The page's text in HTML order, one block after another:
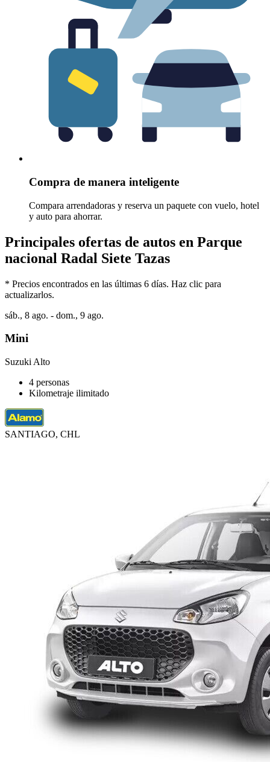
Compra de manera inteligente
Compara arrendadoras y reserva un paquete con vuelo, hotel
y auto para ahorrar.
Principales ofertas de autos en Parque
nacional Radal Siete Tazas
* Precios encontrados en las últimas 6 días. Haz clic para
actualizarlos.
sáb., 8 ago. - dom., 9 ago.
Mini
Suzuki Alto
4 personas
Kilometraje ilimitado
SANTIAGO, CHL